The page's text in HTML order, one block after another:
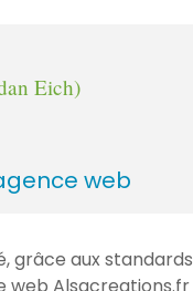
Eich)
web
grâce aux standards